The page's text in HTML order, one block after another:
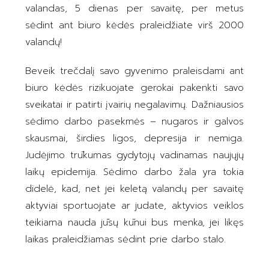
valandas, 5 dienas per savaitę, per metus
sėdint ant biuro kėdės praleidžiate virš 2000
valandų!
Beveik trečdalį savo gyvenimo praleisdami ant
biuro kėdės rizikuojate gerokai pakenkti savo
sveikatai ir patirti įvairių negalavimų. Dažniausios
sėdimo darbo pasekmės – nugaros ir galvos
skausmai, širdies ligos, depresija ir nemiga.
Judėjimo trūkumas gydytojų vadinamas naujųjų
laikų epidemija. Sėdimo darbo žala yra tokia
didelė, kad, net jei keletą valandų per savaitę
aktyviai sportuojate ar judate, aktyvios veiklos
teikiama nauda jūsų kūnui bus menka, jei likęs
laikas praleidžiamas sėdint prie darbo stalo.